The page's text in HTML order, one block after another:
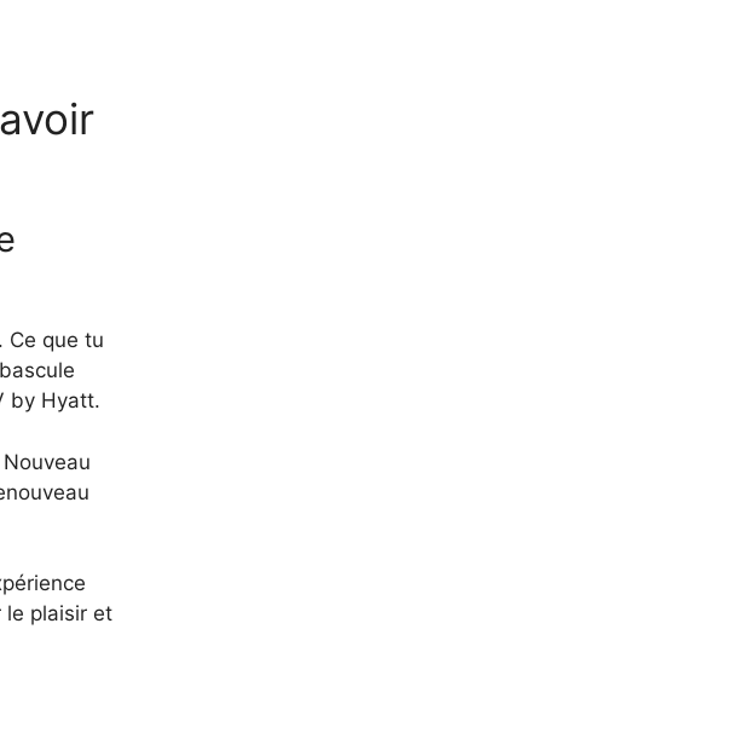
Ce que tu
by Hyatt.
Nouveau
le plaisir et